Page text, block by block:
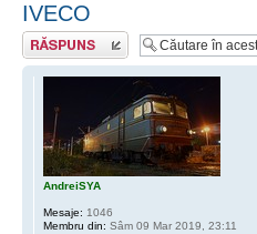
IVECO
Răspunde
AndreiSYA
Mesaje: 1046
Membru din: Sâm 09 Mar 2019, 23:11